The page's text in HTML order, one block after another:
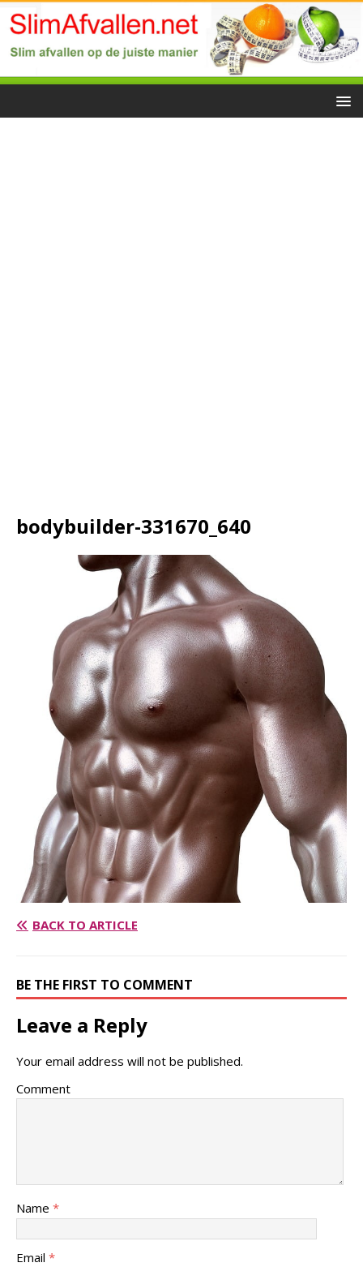
bodybuilder-331670_640
BACK TO ARTICLE
BE THE FIRST TO COMMENT
Leave a Reply
Your email address will not be published.
Comment
Name *
Email *